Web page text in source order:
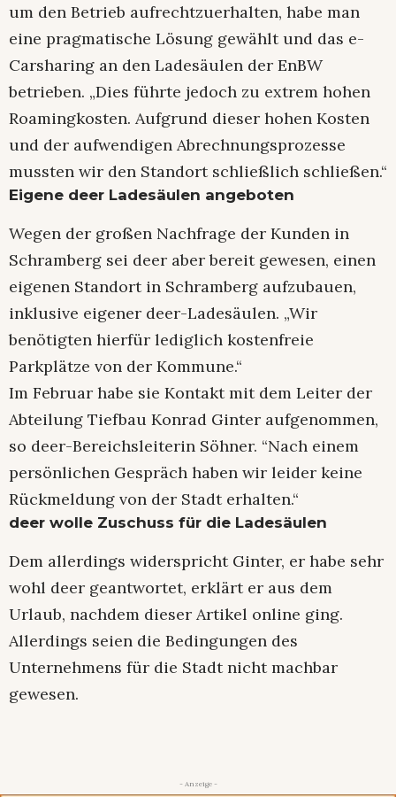
um den Betrieb aufrechtzuerhalten, habe man
eine pragmatische Lösung gewählt und das e-
Carsharing an den Ladesäulen der EnBW
betrieben. „Dies führte jedoch zu extrem hohen
Roamingkosten. Aufgrund dieser hohen Kosten
und der aufwendigen Abrechnungsprozesse
mussten wir den Standort schließlich schließen.“
Eigene deer Ladesäulen angeboten
Wegen der großen Nachfrage der Kunden in
Schramberg sei deer aber bereit gewesen, einen
eigenen Standort in Schramberg aufzubauen,
inklusive eigener deer-Ladesäulen. „Wir
benötigten hierfür lediglich kostenfreie
Parkplätze von der Kommune.“
Im Februar habe sie Kontakt mit dem Leiter der
Abteilung Tiefbau Konrad Ginter aufgenommen,
so deer-Bereichsleiterin Söhner. “Nach einem
persönlichen Gespräch haben wir leider keine
Rückmeldung von der Stadt erhalten.“
deer wolle Zuschuss für die Ladesäulen
Dem allerdings widerspricht Ginter, er habe sehr
wohl deer geantwortet, erklärt er aus dem
Urlaub, nachdem dieser Artikel online ging.
Allerdings seien die Bedingungen des
Unternehmens für die Stadt nicht machbar
gewesen.
- Anzeige -